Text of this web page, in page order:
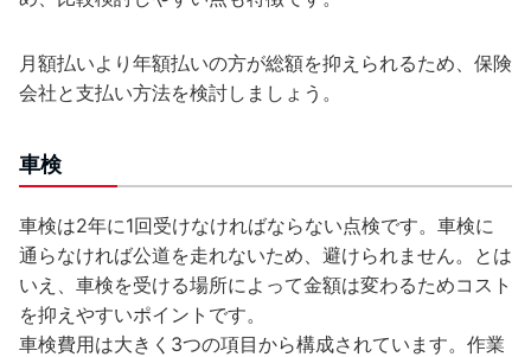
月額払いより年額払いの方が総額を抑えられるため、保険
会社と支払い方法を検討しましょう。
車検
車検は2年に1回受けなければならない点検です。車検に
通らなければ公道を走れないため、避けられません。とは
いえ、車検を受ける場所によって金額は変わるためコスト
を抑えやすいポイントです。
車検費用は大きく3つの項目から構成されています。作業